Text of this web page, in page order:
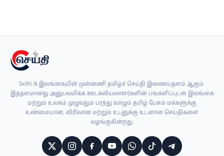
Seithi.lk இலங்கையின் முன்னணி தமிழ்ச் செய்தி இணையதளம் ஆகும்.
இத்தளமானது அனுபவமிக்க ஊடகவியலாளர்களின் பங்களிப்புடன் இலங்கை
மற்றும் உலகம் முழுவதும் பரந்து வாழும் தமிழ் பேசும் மக்களுக்கு
உண்மையான, விரிவான மற்றும் உடனுக்கு உடனான செய்திகளை
வழங்குகின்றது.